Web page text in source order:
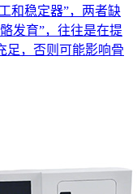
和稳定器”，两者缺
发育”，往往是在提
足，否则可能影响骨